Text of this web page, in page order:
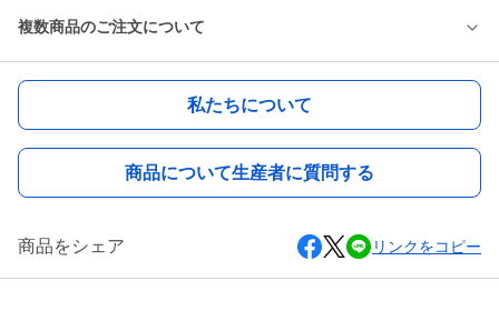
複数商品のご注文について
私たちについて
商品について生産者に質問する
商品をシェア リンクをコピー